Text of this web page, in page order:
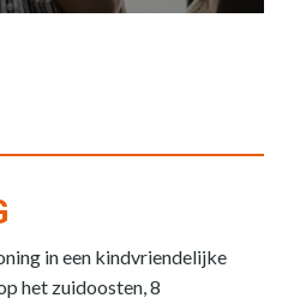
in een kindvriendelijke
het zuidoosten, 8